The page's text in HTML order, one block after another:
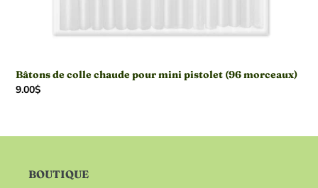
Bâtons de colle chaude pour mini pistolet (96 morceaux)
Prix
9.00$
BOUTIQUE